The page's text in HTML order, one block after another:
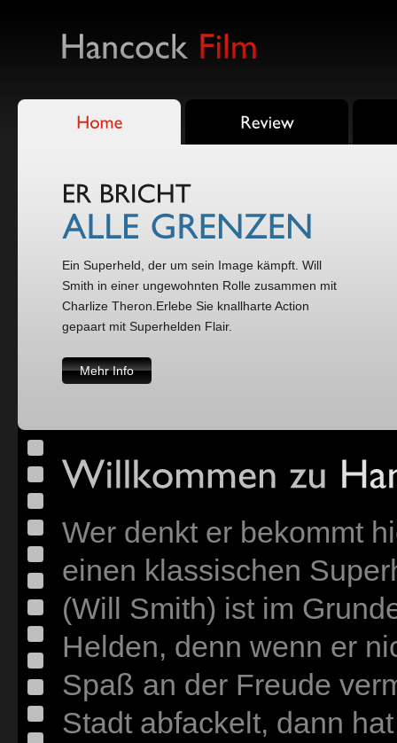
Ein Superheld, der um sein Image kämpft. Will
Smith in einer ungewohnten Rolle zusammen mit
Charlize Theron.Erlebe Sie knallharte Action
gepaart mit Superhelden Flair.
Mehr Info
Wer denkt er bekommt
einen klassischen
(Will Smith) ist im
Helden, denn wenn er
Spaß an der Freude
Stadt abfackelt, dann